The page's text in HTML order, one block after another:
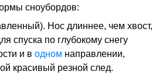
сноубордов:
Нос длиннее, чем хвост,
спуска по глубокому снегу
и в одном направлении,
красивый резной след.